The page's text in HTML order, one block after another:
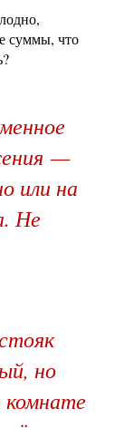
суммы, что
—
или на
Не
но